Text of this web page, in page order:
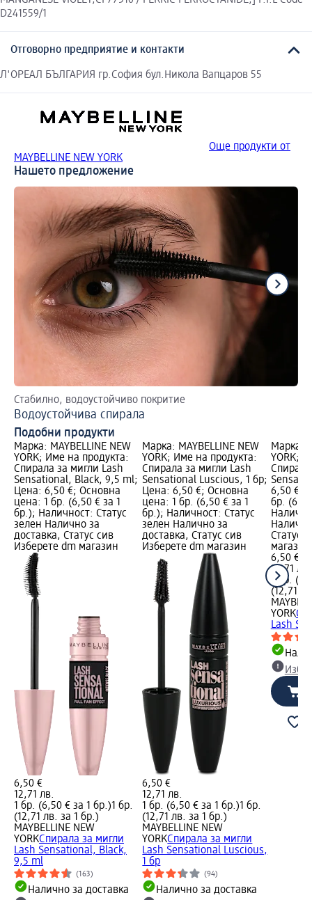
D241559/1
Отговорно предприятие и контакти
Л'ОРЕАЛ БЪЛГАРИЯ гр.София бул.Никола Вапцаров 55
Още продукти от
MAYBELLINE NEW YORK
Нашето предложение
Стабилно, водоустойчиво покритие
Водоустойчива спирала
Подобни продукти
Марка: MAYBELLINE NEW
YORK; Име на продукта:
Спирала за мигли Lash
Sensational, Black, 9,5 ml;
Цена: 6,50 €; Основна
цена: 1 бр. (6,50 € за 1
бр.); Наличност: Статус
зелен Налично за
доставка, Статус сив
Изберете dm магазин
6,50 €
12,71 лв.
1 бр. (6,50 € за 1 бр.)1 бр.
(12,71 лв. за 1 бр.)
MAYBELLINE NEW
YORKСпирала за мигли
Lash Sensational, Black,
9,5 ml
(163)
Налично за доставка
Марка: MAYBELLINE NEW
YORK; Име на продукта:
Спирала за мигли Lash
Sensational Luscious, 1 бр;
Цена: 6,50 €; Основна
цена: 1 бр. (6,50 € за 1
бр.); Наличност: Статус
зелен Налично за
доставка, Статус сив
Изберете dm магазин
6,50 €
12,71 лв.
1 бр. (6,50 € за 1 бр.)1 бр.
(12,71 лв. за 1 бр.)
MAYBELLINE NEW
YORKСпирала за мигли
Lash Sensational Luscious,
1 бр
(94)
Налично за доставка
Марка:
YORK;
6,50 €;
бр.
Статус
магазин
6,50 €
12,71 лв.
1 бр.
(12,71
YORK
Lash